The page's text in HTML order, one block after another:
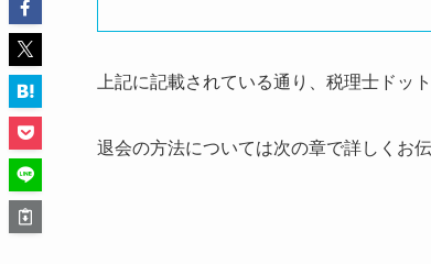
上記に記載されている通り、税理士ドッ
退会の方法については次の章で詳しくお伝